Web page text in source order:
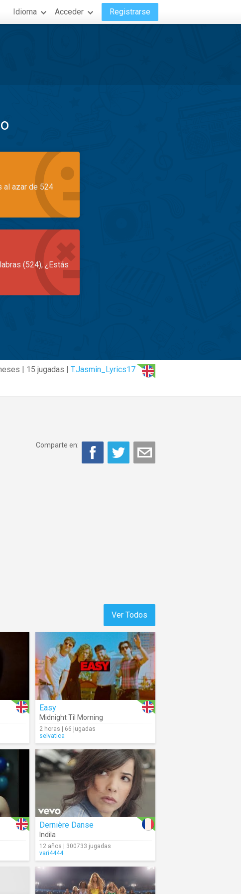
Idioma Acceder Registrarse
al azar de 524
(524), ¿Estás
| 15 jugadas | T.Jasmin_Lyrics17
Comparte en:
Ver Todos
Easy
Midnight Til Morning
2 horas | 66 jugadas
selvatica
Dernière Danse
Indila
12 años | 300733 jugadas
vari4444